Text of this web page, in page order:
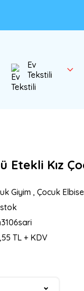
Ev
Tekstili
Etekli Kız
Giyim , Çocuk Elbise
TL + KDV